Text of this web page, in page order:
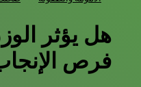
هل يؤثر
فرص